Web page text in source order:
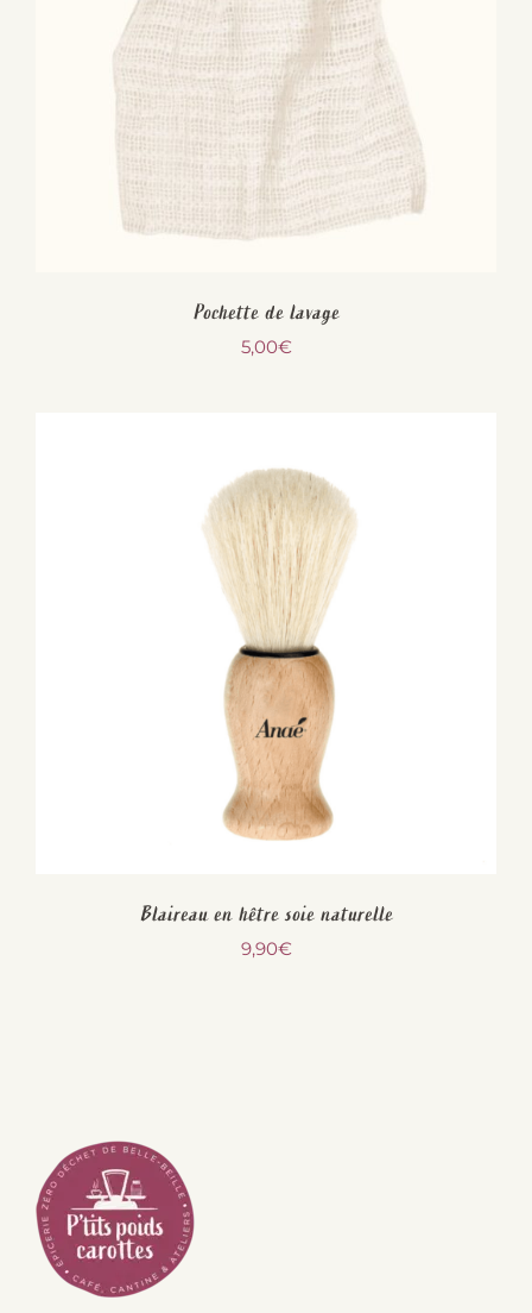
Pochette de lavage
5,00€
Blaireau en hêtre soie naturelle
9,90€